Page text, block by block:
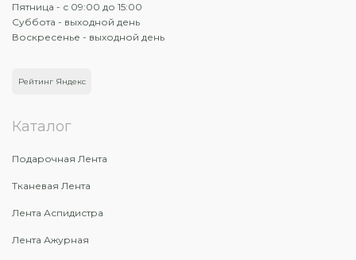
Пятница - с 09:00 до 15:00
Суббота - выходной день
Воскресенье - выходной день
Рейтинг Яндекс
Каталог
Подарочная Лента
Тканевая Лента
Лента Аспидистра
Лента Ажурная